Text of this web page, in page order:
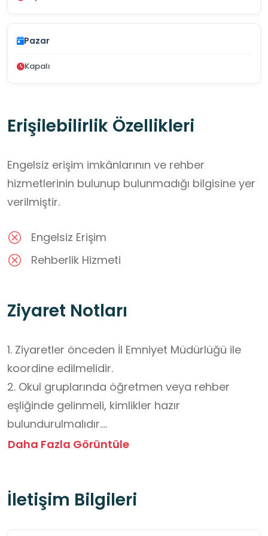
Pazar
Kapalı
Erişilebilirlik Özellikleri
Engelsiz erişim imkânlarının ve rehber
hizmetlerinin bulunup bulunmadığı bilgisine yer
verilmiştir.
Engelsiz Erişim
Rehberlik Hizmeti
Ziyaret Notları
1. Ziyaretler önceden İl Emniyet Müdürlüğü ile
koordine edilmelidir.
2. Okul gruplarında öğretmen veya rehber
eşliğinde gelinmeli, kimlikler hazır
bulundurulmalıdır.
3. Alan görevlilerinin ve rehberlerin uyarılarına
ekipmanlar görevli gözetiminde kullanılmalıdır.
Daha Fazla Görüntüle
İletişim Bilgileri